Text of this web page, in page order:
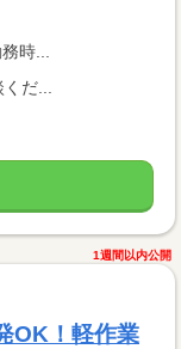
時...
だ...
1週間以内公開
OK！軽作業